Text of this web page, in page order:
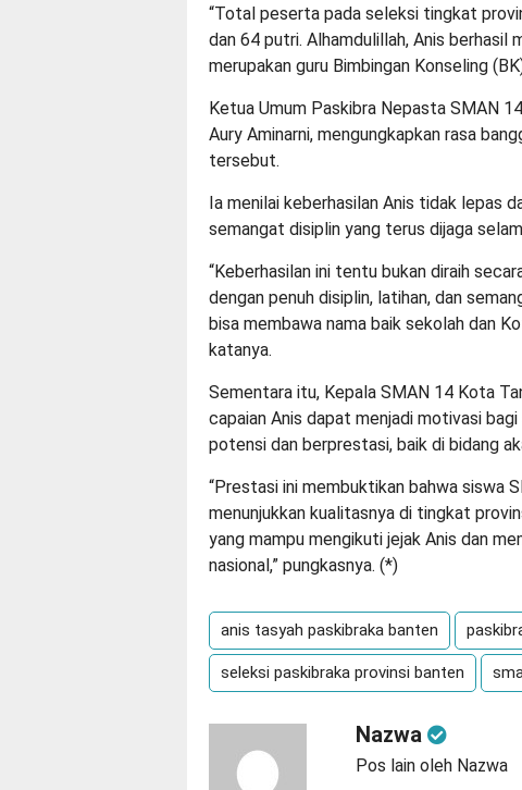
“Total peserta pada seleksi tingkat
dan 64 putri. Alhamdulillah, Anis berhasil
merupakan guru Bimbingan Konseling
Ketua Umum Paskibra Nepasta SMAN
Aury Aminarni, mengungkapkan rasa
tersebut.
Ia menilai keberhasilan Anis tidak lepas
semangat disiplin yang terus dijaga
“Keberhasilan ini tentu bukan diraih
dengan penuh disiplin, latihan, dan
bisa membawa nama baik sekolah dan
katanya.
Sementara itu, Kepala SMAN 14 Kota
capaian Anis dapat menjadi motivasi
potensi dan berprestasi, baik di bidang
“Prestasi ini membuktikan bahwa siswa
menunjukkan kualitasnya di tingkat
yang mampu mengikuti jejak Anis dan
nasional,” pungkasnya. (*)
anis tasyah paskibraka banten
seleksi paskibraka provinsi banten
Nazwa
Pos lain oleh Nazwa